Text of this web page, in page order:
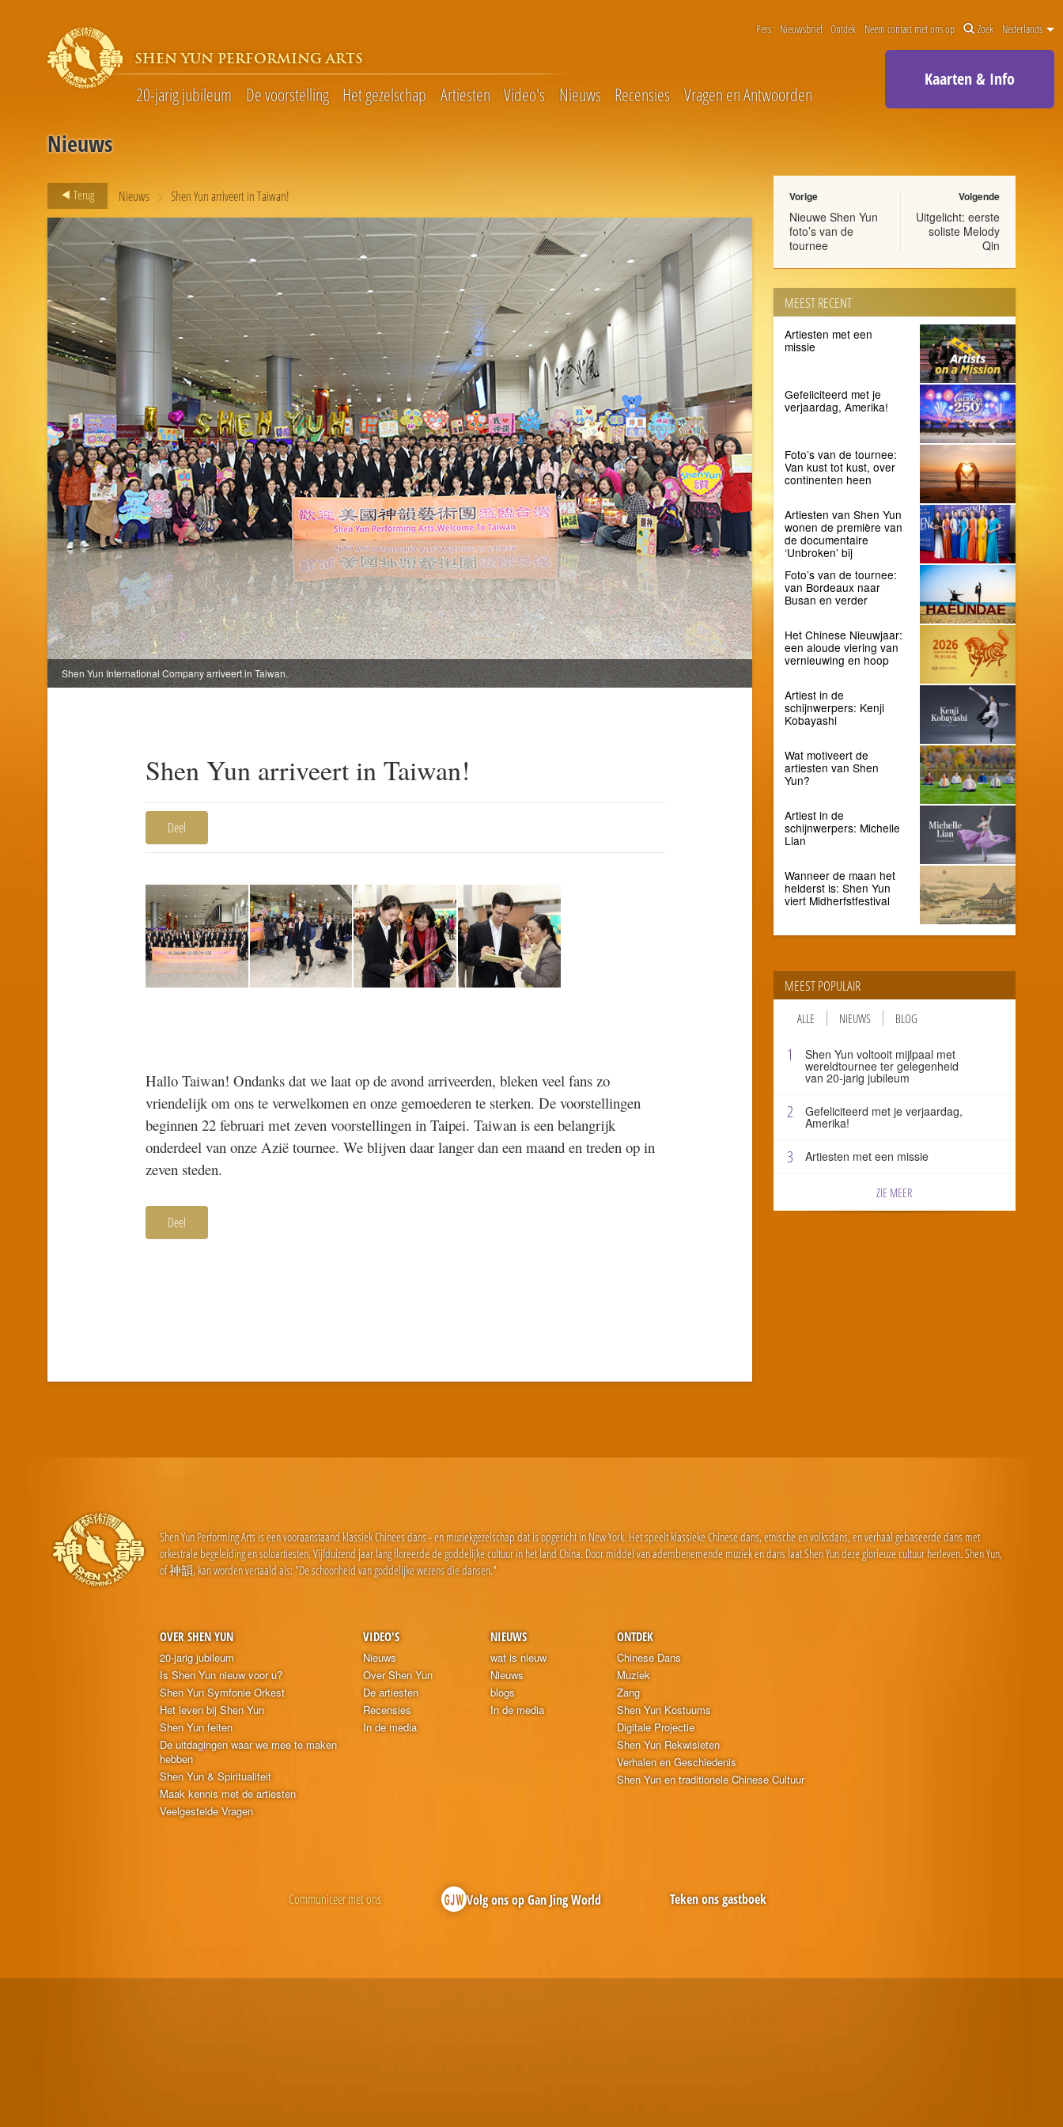
SHEN YUN PERFORMING ARTS
20-jarig jubileum De voorstelling Het gezelschap Artiesten Video's Nieuws Recensies Vragen en Antwoorden
Pers Nieuwsbrief Ontdek Neem contact met ons op Zoek Nederlands
Kaarten & Info
Nieuws
Terug Nieuws > Shen Yun arriveert in Taiwan!
Shen Yun International Company arriveert in Taiwan.
Shen Yun arriveert in Taiwan!
Deel
1
Hallo Taiwan! Ondanks dat we laat op de avond arriveerden, bleken veel fans zo
vriendelijk om ons te verwelkomen en onze gemoederen te sterken. De voorstellingen
beginnen 22 februari met zeven voorstellingen in Taipei. Taiwan is een belangrijk
onderdeel van onze Azië tournee. We blijven daar langer dan een maand en treden op in
zeven steden.
Deel
Vorige
Nieuwe Shen Yun
foto’s van de
tournee
Volgende
Uitgelicht: eerste
soliste Melody
Qin
MEEST RECENT
Artiesten met een
missie
Gefeliciteerd met je
verjaardag, Amerika!
Foto’s van de tournee:
Van kust tot kust, over
continenten heen
Artiesten van Shen Yun
wonen de première van
de documentaire
‘Unbroken’ bij
Foto’s van de tournee:
van Bordeaux naar
Busan en verder
Het Chinese Nieuwjaar:
een aloude viering van
vernieuwing en hoop
Artiest in de
schijnwerpers: Kenji
Kobayashi
Wat motiveert de
artiesten van Shen
Yun?
Artiest in de
schijnwerpers: Michelle
Lian
Wanneer de maan het
helderst is: Shen Yun
viert Midherfstfestival
MEEST POPULAIR
ALLE NIEUWS BLOG
1 Shen Yun voltooit mijlpaal met
wereldtournee ter gelegenheid
van 20-jarig jubileum
2 Gefeliciteerd met je verjaardag,
Amerika!
3 Artiesten met een missie
ZIE MEER
Shen Yun Performing Arts is een vooraanstaand klassiek Chinees dans - en muziekgezelschap dat is opgericht in New York. Het speelt klassieke Chinese dans, etnische en volksdans, en verhaal gebaseerde dans met
orkestrale begeleiding en soloartiesten. Vijfduizend jaar lang floreerde de goddelijke cultuur in het land China. Door middel van adembenemende muziek en dans laat Shen Yun deze glorieuze cultuur herleven. Shen Yun,
of 神韻, kan worden vertaald als: "De schoonheid van goddelijke wezens die dansen."
OVER SHEN YUN
20-jarig jubileum
Is Shen Yun nieuw voor u?
Shen Yun Symfonie Orkest
Het leven bij Shen Yun
Shen Yun feiten
De uitdagingen waar we mee te maken
hebben
Shen Yun & Spiritualiteit
Maak kennis met de artiesten
Veelgestelde Vragen
VIDEO'S
Nieuws
Over Shen Yun
De artiesten
Recensies
In de media
NIEUWS
wat is nieuw
Nieuws
blogs
In de media
ONTDEK
Chinese Dans
Muziek
Zang
Shen Yun Kostuums
Digitale Projectie
Shen Yun Rekwisieten
Verhalen en Geschiedenis
Shen Yun en traditionele Chinese Cultuur
Communiceer met ons Volg ons op Gan Jing World Teken ons gastboek